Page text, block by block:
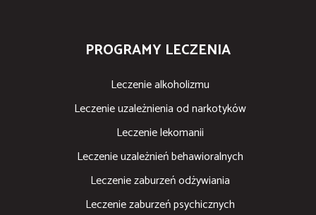
PROGRAMY LECZENIA
Leczenie alkoholizmu
Leczenie uzależnienia od narkotyków
Leczenie lekomanii
Leczenie uzależnień behawioralnych
Leczenie zaburzeń odżywiania
Leczenie zaburzeń psychicznych